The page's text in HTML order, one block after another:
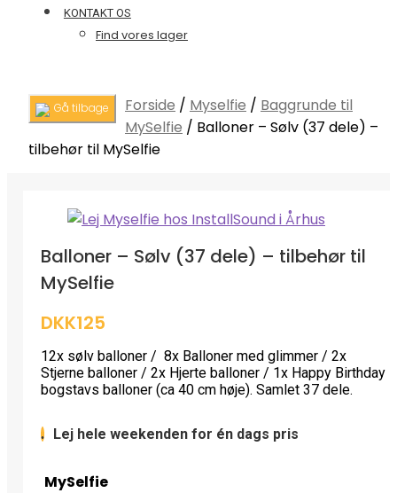
KONTAKT OS
Find vores lager
Gå tilbage Forside / Myselfie / Baggrunde til
MySelfie / Balloner – Sølv (37 dele) –
tilbehør til MySelfie
Balloner – Sølv (37 dele) – tilbehør til
MySelfie
DKK125
12x sølv balloner / 8x Balloner med glimmer / 2x
Stjerne balloner / 2x Hjerte balloner / 1x Happy Birthday
bogstavs balloner (ca 40 cm høje). Samlet 37 dele.
. Lej hele weekenden for én dags pris
MySelfie